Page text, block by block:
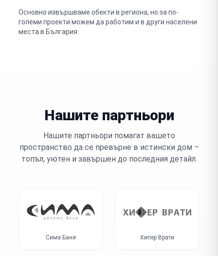
Основно извършваме обекти в региона, но за по-
големи проекти можем да работим и в други населени
места в България.
Нашите партньори
Нашите партньори помагат вашето
пространство да се превърне в истински дом –
топъл, уютен и завършен до последния детайл.
Сима Баня Хипер Врати